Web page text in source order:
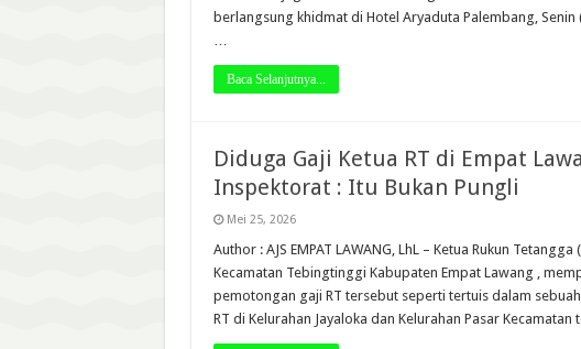
berlangsung khidmat di Hotel Aryaduta Palembang,
…
Baca Selanjutnya...
Diduga Gaji Ketua RT di Empat
Inspektorat : Itu Bukan Pungli
Mei 25, 2026
Author : AJS EMPAT LAWANG, LhL – Ketua Rukun
Kecamatan Tebingtinggi Kabupaten Empat Lawang ,
pemotongan gaji RT tersebut seperti tertuis dalam
RT di Kelurahan Jayaloka dan Kelurahan Pasar